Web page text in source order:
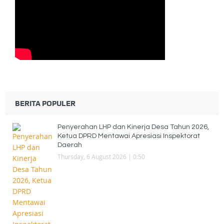
BERITA POPULER
Penyerahan LHP dan Kinerja Desa Tahun 2026,
Ketua DPRD Mentawai Apresiasi Inspektorat
Daerah
Thursday, 6 August 2026 | 0:50